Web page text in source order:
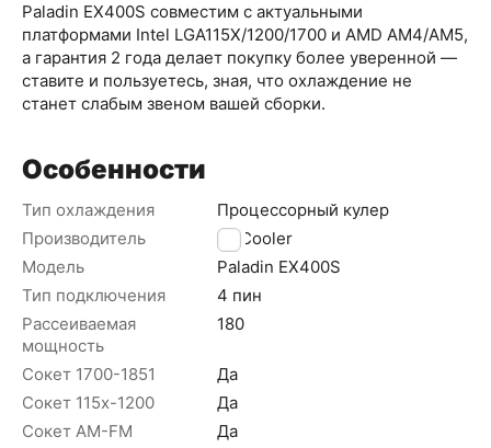
Paladin EX400S совместим с актуальными
платформами Intel LGA115X/1200/1700 и AMD AM4/AM5,
а гарантия 2 года делает покупку более уверенной —
ставите и пользуетесь, зная, что охлаждение не
станет слабым звеном вашей сборки.
Особенности
Тип охлаждения
Процессорный кулер
Производитель
PCCooler
Модель
Paladin EX400S
Тип подключения
4 пин
Рассеиваемая
мощность
180
Сокет 1700-1851
Да
Сокет 115х-1200
Да
Сокет AM-FM
Да